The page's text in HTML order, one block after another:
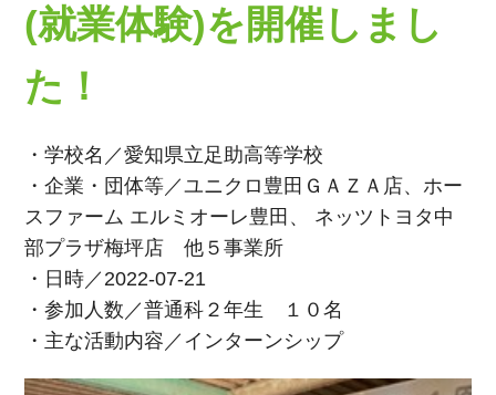
(就業体験)を開催しまし
た！
・学校名／愛知県立足助高等学校
・企業・団体等／ユニクロ豊田ＧＡＺＡ店、ホー
スファーム エルミオーレ豊田、 ネッツトヨタ中
部プラザ梅坪店 他５事業所
・日時／2022-07-21
・参加人数／普通科２年生 １０名
・主な活動内容／インターンシップ